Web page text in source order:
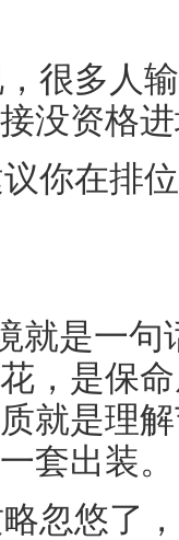
很多人
没资格
你在排
就是一
，是保
就是理
套出装。
忽悠了